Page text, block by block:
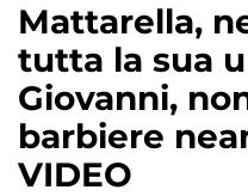
Mattarella,
tutta la sua
Giovanni,
barbiere
VIDEO